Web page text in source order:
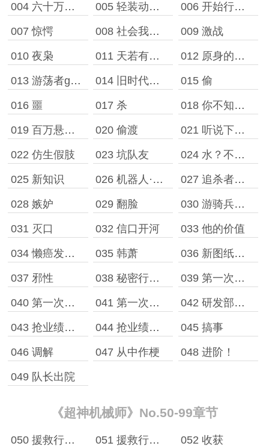
004 六十万经验！ 005 轻装动力臂 006 开始行动！
007 惊愕 008 社会我萧哥，人狠骚话多 009 激战
010 夜枭 011 天若有情天亦老，我为萧哥续一秒 012 原身的身份
013 游荡者gg地 014 旧时代与新时代 015 偷
016 噩 017 杀 018 你不知道世界有多大
019 百万悬赏！A级任务！ 020 偷渡 021 听说下棋老头是一种套路
022 仿生假肢 023 坑队友 024 水？不存在的
025 新知识 026 机器人·游骑兵 027 追杀者，最后的试探
028 嫉妒 029 翻脸 030 游骑兵之威
031 灭口 032 信口开河 033 他的价值
034 懒癌发作，不想起标题…… 035 韩萧 036 新图纸与合作
037 邪性 038 秘密行动小队 039 第一次行动［上］
040 第一次行动［中］ 041 第一次行动［下］ 042 研发部的觊觎
043 抢业绩［上］ 044 抢业绩［下］ 045 搞事
046 调解 047 从中作梗 048 进阶！
049 队长出院
《超神机械师》No.50-99章节
050 援救行动［上］ 051 援救行动［下］ 052 收获